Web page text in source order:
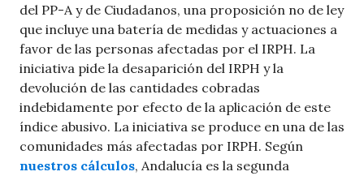
del PP-A y de Ciudadanos, una proposición no de ley
que incluye una batería de medidas y actuaciones a
favor de las personas afectadas por el IRPH. La
iniciativa pide la desaparición del IRPH y la
devolución de las cantidades cobradas
indebidamente por efecto de la aplicación de este
índice abusivo. La iniciativa se produce en una de las
comunidades más afectadas por IRPH. Según
nuestros cálculos, Andalucía es la segunda